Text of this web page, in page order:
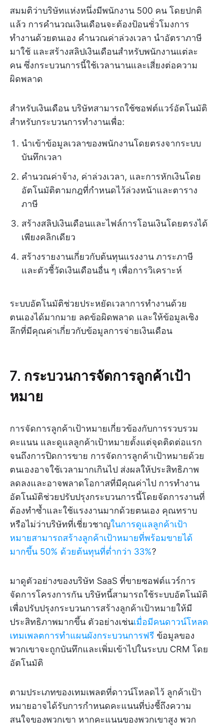
สมมติว่าบริษัทแห่งหนึ่งมีพนักงาน 500 คน โดยปกติ
แล้ว การคำนวณเงินเดือนจะต้องป้อนชั่วโมงการ
ทำงานด้วยตนเอง คำนวณค่าล่วงเวลา นำอัตราภาษี
มาใช้ และสร้างสลิปเงินเดือนสำหรับพนักงานแต่ละ
คน ซึ่งกระบวนการนี้ใช้เวลานานและเสี่ยงต่อความ
ผิดพลาด
สำหรับเงินเดือน บริษัทสามารถใช้ซอฟต์แวร์อัตโนมัติ
สำหรับกระบวนการทำงานเพื่อ:
นำเข้าข้อมูลเวลาของพนักงานโดยตรงจากระบบ
บันทึกเวลา
คำนวณค่าจ้าง, ค่าล่วงเวลา, และการหักเงินโดย
อัตโนมัติตามกฎที่กำหนดไว้ล่วงหน้าและตาราง
ภาษี
สร้างสลิปเงินเดือนและไฟล์การโอนเงินโดยตรงได้
เพียงคลิกเดียว
สร้างรายงานเกี่ยวกับต้นทุนแรงงาน ภาระภาษี
และตัวชี้วัดเงินเดือนอื่น ๆ เพื่อการวิเคราะห์
ระบบอัตโนมัติช่วยประหยัดเวลาการทำงานด้วย
ตนเองได้มากมาย ลดข้อผิดพลาด และให้ข้อมูลเชิง
ลึกที่มีคุณค่าเกี่ยวกับข้อมูลการจ่ายเงินเดือน
7. กระบวนการจัดการลูกค้าเป้า
หมาย
การจัดการลูกค้าเป้าหมายเกี่ยวข้องกับการรวบรวม
คะแนน และดูแลลูกค้าเป้าหมายตั้งแต่จุดติดต่อแรก
จนถึงการปิดการขาย การจัดการลูกค้าเป้าหมายด้วย
ตนเองอาจใช้เวลามากเกินไป ส่งผลให้ประสิทธิภาพ
ลดลงและอาจพลาดโอกาสที่มีคุณค่าไป การทำงาน
อัตโนมัติช่วยปรับปรุงกระบวนการนี้โดยจัดการงานที่
ต้องทำซ้ำและใช้แรงงานมากด้วยตนเอง คุณทราบ
หรือไม่ว่าบริษัทที่เชี่ยวชาญในการดูแลลูกค้าเป้า
หมายสามารถสร้างลูกค้าเป้าหมายที่พร้อมขายได้
มากขึ้น 50% ด้วยต้นทุนที่ต่ำกว่า 33%?
มาดูตัวอย่างของบริษัท SaaS ที่ขายซอฟต์แวร์การ
จัดการโครงการกัน บริษัทนี้สามารถใช้ระบบอัตโนมัติ
เพื่อปรับปรุงกระบวนการสร้างลูกค้าเป้าหมายให้มี
ประสิทธิภาพมากขึ้น ตัวอย่างเช่นเมื่อมีคนดาวน์โหลด
เทมเพลตการทำแผนผังกระบวนการฟรี ข้อมูลของ
พวกเขาจะถูกบันทึกและเพิ่มเข้าไปในระบบ CRM โดย
อัตโนมัติ
ตามประเภทของเทมเพลตที่ดาวน์โหลดไว้ ลูกค้าเป้า
หมายอาจได้รับการกำหนดคะแนนที่บ่งชี้ถึงความ
สนใจของพวกเขา หากคะแนนของพวกเขาสูง พวก